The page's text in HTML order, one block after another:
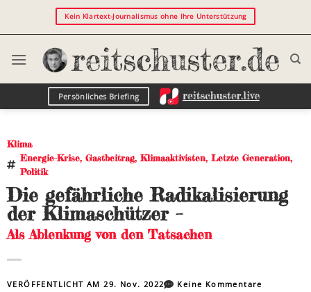
Kein Klartext-Journalismus ohne Ihre Unterstützung
Persönliches Briefing
Klima
Energie-Krise, Gastbeitrag, Klimaaktivisten, Letzte Generation,
Politik
Die gefährliche Radikalisierung
der Klimaschützer –
Als Ablenkung von den Tatsachen
VERÖFFENTLICHT AM29. Nov. 2022 Keine Kommentare